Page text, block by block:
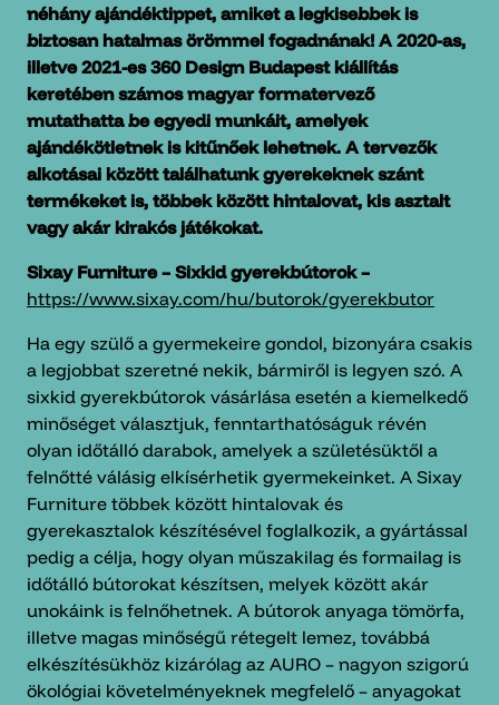
néhány ajándéktippet, amiket a legkisebbek is
biztosan hatalmas örömmel fogadnának! A 2020-as,
illetve 2021-es 360 Design Budapest kiállítás
keretében számos magyar formatervező
mutathatta be egyedi munkáit, amelyek
ajándékötletnek is kitűnőek lehetnek. A tervezők
alkotásai között találhatunk gyerekeknek szánt
termékeket is, többek között hintalovat, kis asztalt
vagy akár kirakós játékokat.
Sixay Furniture – Sixkid gyerekbútorok –
https://www.sixay.com/hu/butorok/gyerekbutor
Ha egy szülő a gyermekeire gondol, bizonyára csakis
a legjobbat szeretné nekik, bármiről is legyen szó. A
sixkid gyerekbútorok vásárlása esetén a kiemelkedő
minőséget választjuk, fenntarthatóságuk révén
olyan időtálló darabok, amelyek a születésüktől a
felnőtté válásig elkísérhetik gyermekeinket. A Sixay
Furniture többek között hintalovak és
gyerekasztalok készítésével foglalkozik, a gyártással
pedig a célja, hogy olyan műszakilag és formailag is
időtálló bútorokat készítsen, melyek között akár
unokáink is felnőhetnek. A bútorok anyaga tömörfa,
illetve magas minőségű rétegelt lemez, továbbá
elkészítésükhöz kizárólag az AURO – nagyon szigorú
ökológiai követelményeknek megfelelő – anyagokat